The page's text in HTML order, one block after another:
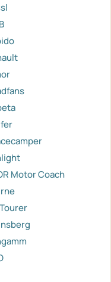
Motor Coach